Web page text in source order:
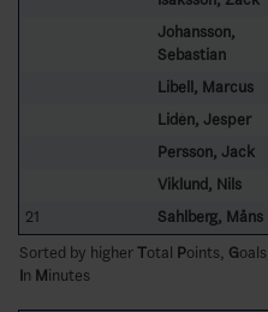
Johansson,
Sebastian
Libell, Marcus
Lidèn, Jesper
Persson, Jack
Viklund, Nils
21
Sahlberg, Måns
Sorted by higherTotal Points, Goals,
In Minutes